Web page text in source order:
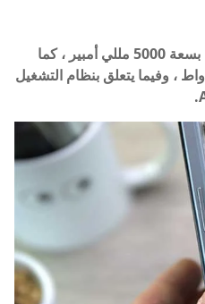
يحتوي الهاتف على بطارية كبيرة بسعة 5000 مللي أمبير ، كما
يدعم الهاتف الشحن السريع 33 واط ، وفيما يتعلق بنظام التشغيل